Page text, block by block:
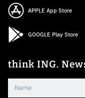
APPLE App Store
GOOGLE Play Store
think ING.